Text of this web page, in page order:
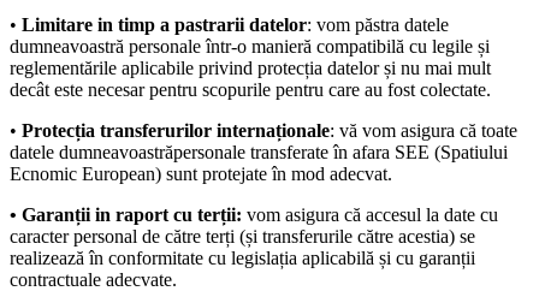
• Limitare in timp a pastrarii datelor: vom păstra datele
dumneavoastră personale într-o manieră compatibilă cu legile și
reglementările aplicabile privind protecția datelor și nu mai mult
decât este necesar pentru scopurile pentru care au fost colectate.
• Protecția transferurilor internaționale: vă vom asigura că toate
datele dumneavoastrăpersonale transferate în afara SEE (Spatiului
Ecnomic European) sunt protejate în mod adecvat.
• Garanții in raport cu terții: vom asigura că accesul la date cu
caracter personal de către terți (și transferurile către acestia) se
realizează în conformitate cu legislația aplicabilă și cu garanții
contractuale adecvate.